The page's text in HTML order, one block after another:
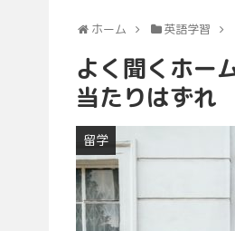
ホーム 英語学習
よく聞くホー
当たりはずれ
留学